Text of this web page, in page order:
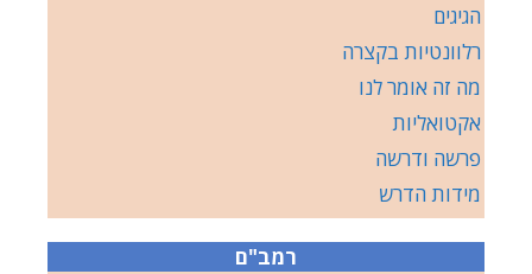
הגיגים
רלוונטיות בקצרה
מה זה אומר לנו
אקטואליות
פרשה ודרשה
מידות הדרש
רמב"ם